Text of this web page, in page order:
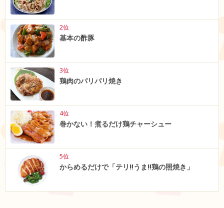
2位
基本の酢豚
3位
鶏肉のパリパリ焼き
4位
巻かない！煮るだけ鶏チャーシュー
5位
からめるだけで「テリ‼うま‼鶏の照焼き」